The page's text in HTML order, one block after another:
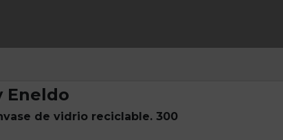
Eneldo
de vidrio reciclable. 300